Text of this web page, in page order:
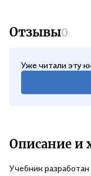
Отзывы0
Уже читали эту
Описание и
Учебник